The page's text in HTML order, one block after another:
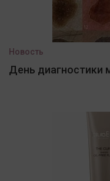
Новость
День диагностики